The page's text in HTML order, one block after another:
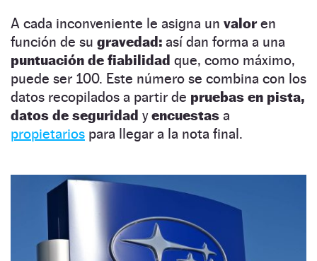
A cada inconveniente le asigna un valoren
función de su gravedad: así dan forma a una
puntuación de fiabilidad que, como máximo,
puede ser 100. Este número se combina con los
datos recopilados a partir de pruebas en pista,
datos de seguridad yencuestas a
propietarios para llegar a la nota final.